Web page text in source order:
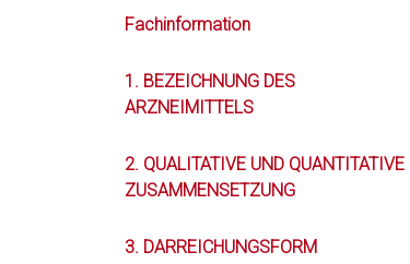
Fachinformation
1. BEZEICHNUNG DES
ARZNEIMITTELS
2. QUALITATIVE UND QUANTITATIVE
ZUSAMMENSETZUNG
3. DARREICHUNGSFORM